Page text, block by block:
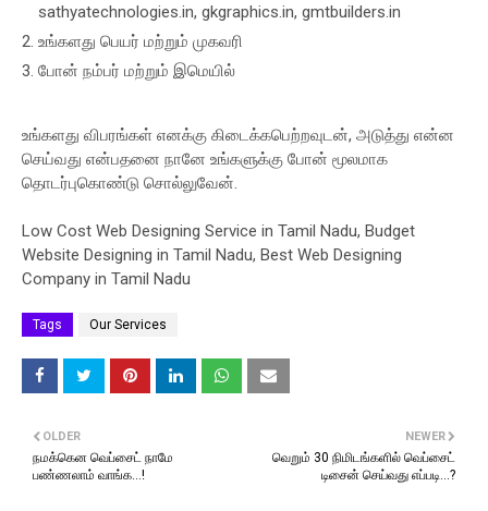
sathyatechnologies.in, gkgraphics.in, gmtbuilders.in
உங்களது பெயர் மற்றும் முகவரி
போன் நம்பர் மற்றும் இமெயில்
உங்களது விபரங்கள் எனக்கு கிடைக்கபெற்றவுடன், அடுத்து என்ன
செய்வது என்பதனை நானே உங்களுக்கு போன் மூலமாக
தொடர்புகொண்டு சொல்லுவேன்.
Low Cost Web Designing Service in Tamil Nadu, Budget
Website Designing in Tamil Nadu, Best Web Designing
Company in Tamil Nadu
Tags Our Services
NEWER
வெறும் 30 நிமிடங்களில் வெப்சைட்
டிசைன் செய்வது எப்படி...?
OLDER
நமக்கென வெப்சைட் நாமே
பண்ணலாம் வாங்க...!